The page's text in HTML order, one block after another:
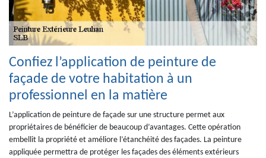
Confiez l’application de peinture de
façade de votre habitation à un
professionnel en la matière
L’application de peinture de façade sur une structure permet aux
propriétaires de bénéficier de beaucoup d’avantages. Cette opération
embellit la propriété et améliore l’étanchéité des façades. La peinture
appliquée permettra de protéger les façades des éléments extérieurs